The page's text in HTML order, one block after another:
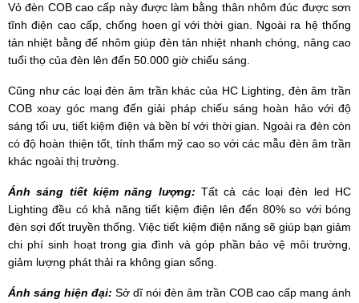
Vỏ đèn COB cao cấp này được làm bằng thân nhôm đúc được sơn
tĩnh điện cao cấp, chống hoen gỉ với thời gian. Ngoài ra hệ thống
tản nhiệt bằng đế nhôm giúp đèn tản nhiệt nhanh chóng, nâng cao
tuổi thọ của đèn lên đến 50.000 giờ chiếu sáng.
Cũng như các loại đèn âm trần khác của HC Lighting, đèn âm trần
COB xoay góc mang đến giải pháp chiếu sáng hoàn hảo với độ
sáng tối ưu, tiết kiệm điện và bền bỉ với thời gian. Ngoài ra đèn còn
có độ hoàn thiện tốt, tính thẩm mỹ cao so với các mẫu đèn âm trần
khác ngoài thị trường.
Ánh sáng tiết kiệm năng lượng: Tất cả các loại đèn led HC
Lighting đều có khả năng tiết kiệm điện lên đến 80% so với bóng
đèn sợi đốt truyền thống. Việc tiết kiệm điện năng sẽ giúp bạn giảm
chi phí sinh hoạt trong gia đình và góp phần bảo vệ môi trường,
giảm lượng phát thải ra không gian sống.
Ánh sáng hiện đại: Sở dĩ nói đèn âm trần COB cao cấp mang ánh